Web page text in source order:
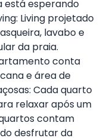
está esperando
Living projetado
lavabo e
da praia.
conta
e área de
Cada quarto
relaxar após um
contam
desfrutar da